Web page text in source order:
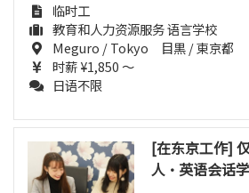
临时工
教育和人力资源服务 语言学校
Meguro / Tokyo 目黒 / 東京都
时薪 ¥1,850 ～
日语不限
[在东京工作]
人·英语会话